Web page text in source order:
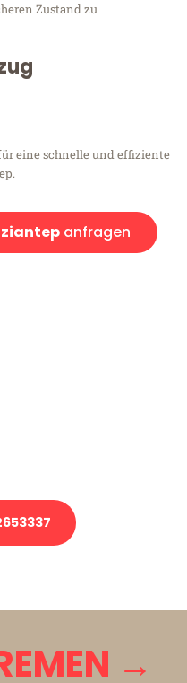
Zustand zu
eine schnelle und effiziente
anfragen
→